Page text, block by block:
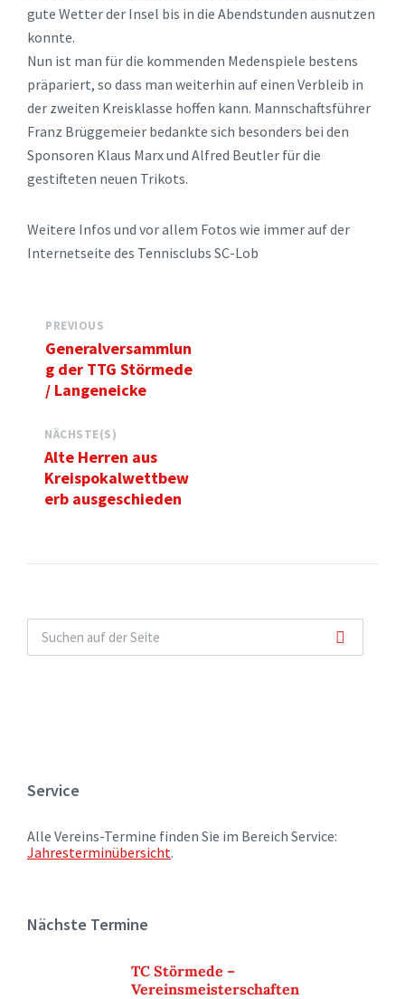
gute Wetter der Insel bis in die Abendstunden ausnutzen
konnte.
Nun ist man für die kommenden Medenspiele bestens
präpariert, so dass man weiterhin auf einen Verbleib in
der zweiten Kreisklasse hoffen kann. Mannschaftsführer
Franz Brüggemeier bedankte sich besonders bei den
Sponsoren Klaus Marx und Alfred Beutler für die
gestifteten neuen Trikots.
Weitere Infos und vor allem Fotos wie immer auf der
Internetseite des Tennisclubs SC-Lob
PREVIOUS
Generalversammlun
g der TTG Störmede
/ Langeneicke
NÄCHSTE(S)
Alte Herren aus
Kreispokalwettbew
erb ausgeschieden
Service
Alle Vereins-Termine finden Sie im Bereich Service:
Jahresterminübersicht.
Nächste Termine
TC Störmede –
Vereinsmeisterschaften